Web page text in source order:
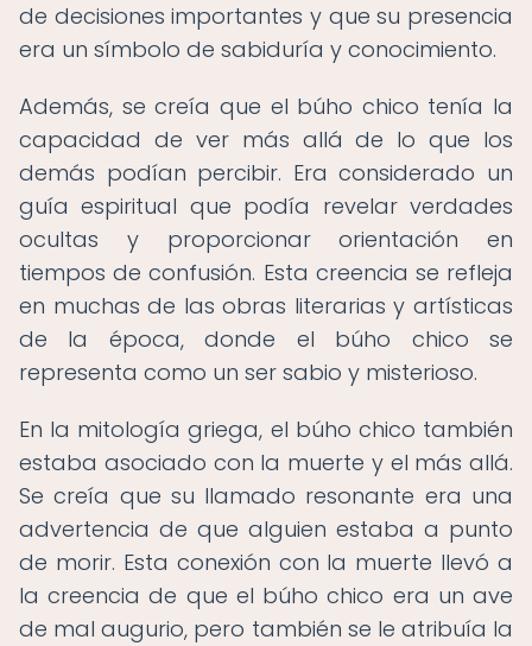
de decisiones importantes y que su presencia
era un símbolo de sabiduría y conocimiento.
Además, se creía que el búho chico tenía la
capacidad de ver más allá de lo que los
demás podían percibir. Era considerado un
guía espiritual que podía revelar verdades
ocultas y proporcionar orientación en
tiempos de confusión. Esta creencia se refleja
en muchas de las obras literarias y artísticas
de la época, donde el búho chico se
representa como un ser sabio y misterioso.
En la mitología griega, el búho chico también
estaba asociado con la muerte y el más allá.
Se creía que su llamado resonante era una
advertencia de que alguien estaba a punto
de morir. Esta conexión con la muerte llevó a
la creencia de que el búho chico era un ave
de mal augurio, pero también se le atribuía la